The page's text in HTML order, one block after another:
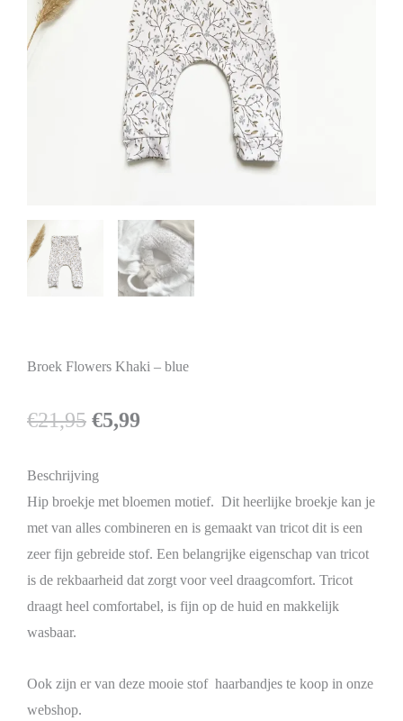
Broek Flowers Khaki – blue
€21,95 €5,99
Beschrijving
Hip broekje met bloemen motief. Dit heerlijke broekje kan je
met van alles combineren en is gemaakt van tricot dit is een
zeer fijn gebreide stof. Een belangrijke eigenschap van tricot
is de rekbaarheid dat zorgt voor veel draagcomfort. Tricot
draagt heel comfortabel, is fijn op de huid en makkelijk
wasbaar.
Ook zijn er van deze mooie stof haarbandjes te koop in onze
webshop.